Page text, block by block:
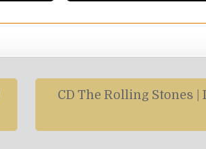
CD The Rolling Stones |